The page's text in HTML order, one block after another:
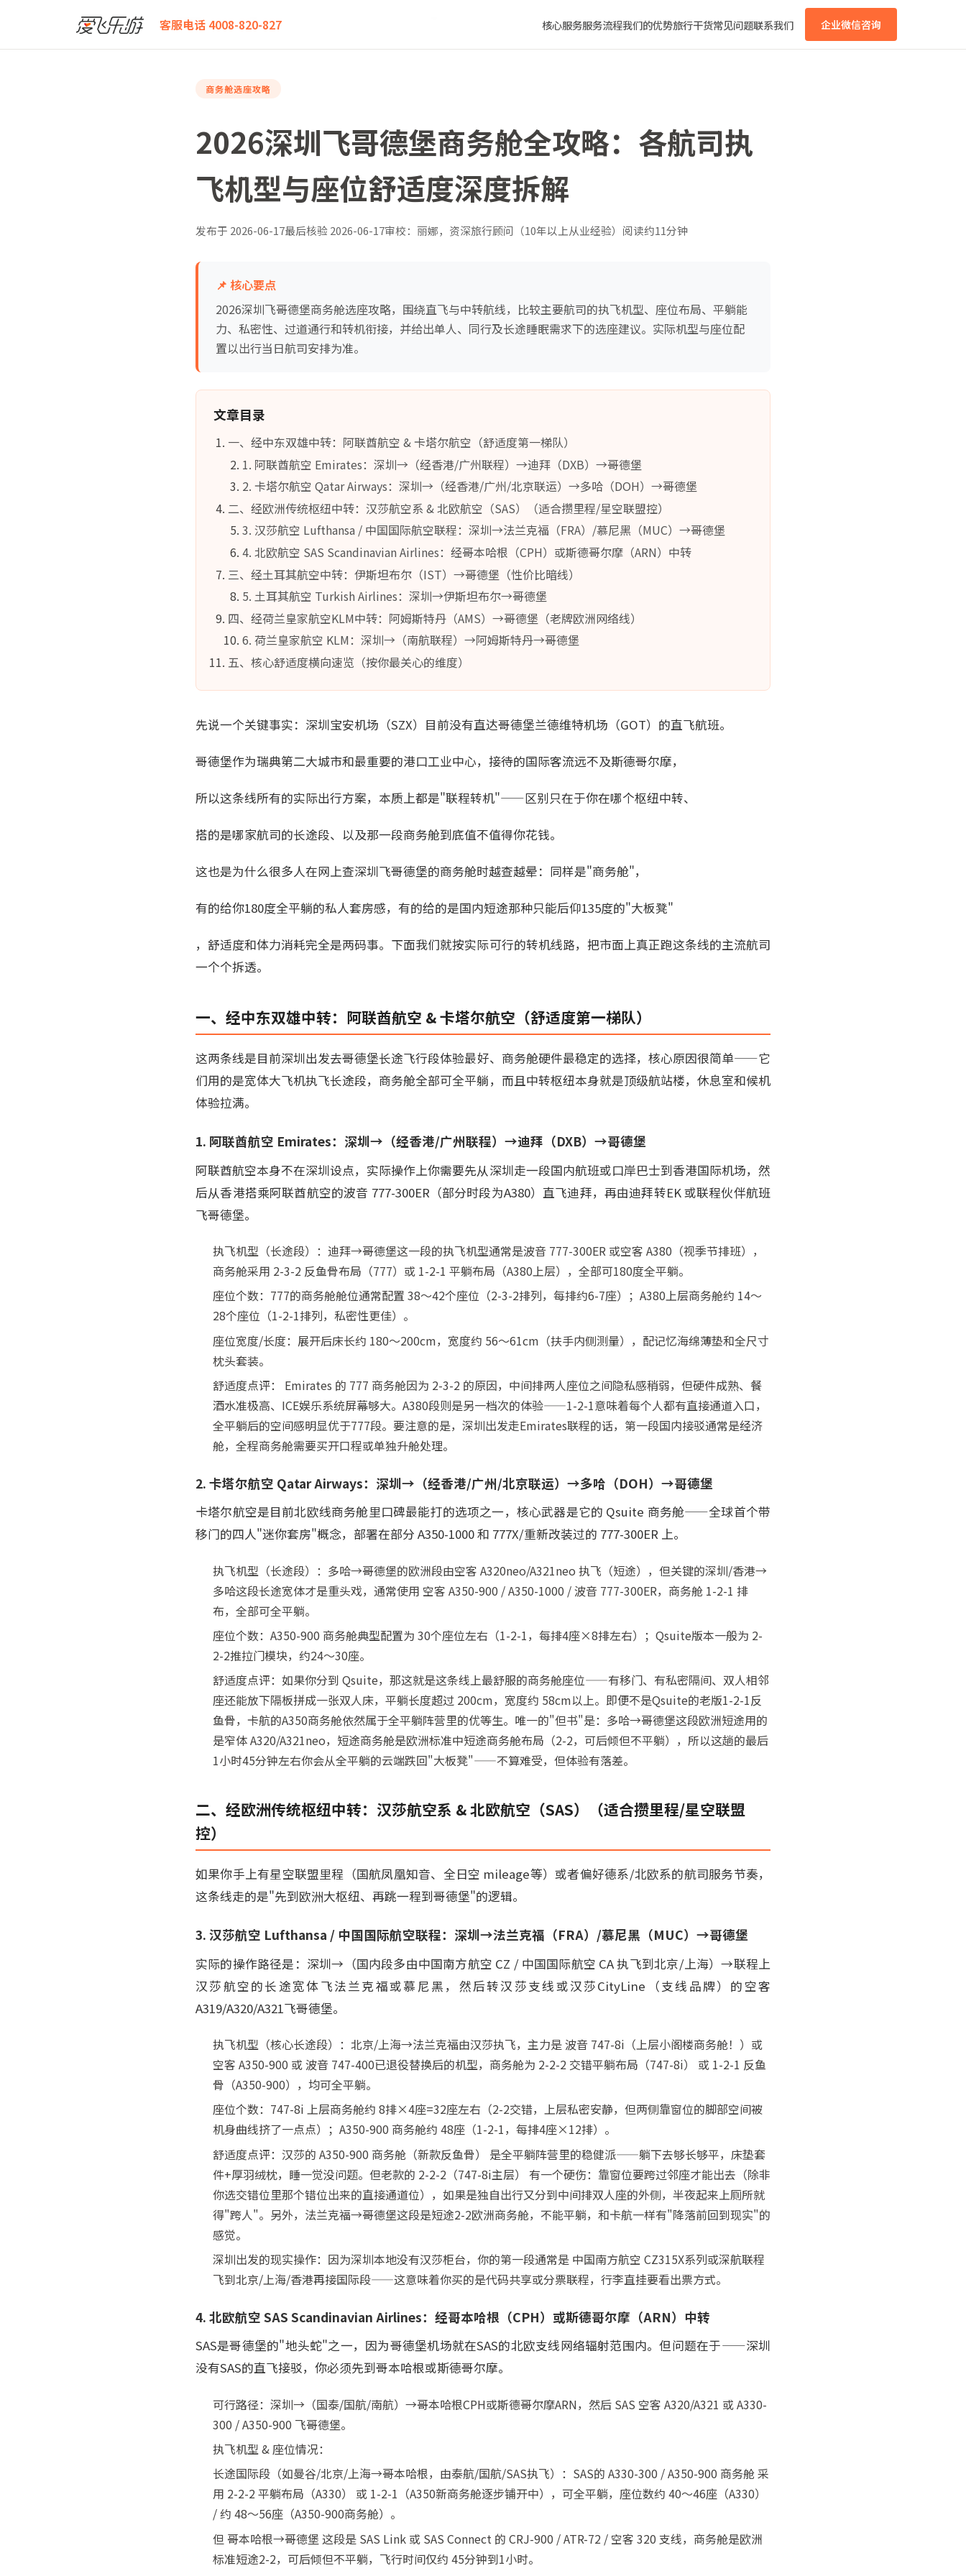
客服电话 4008-820-827 核心服务服务流程我们的优势旅行干货常见问题联系我们 企业微信咨询
爱飞乐游 2026深圳飞哥德堡商务舱全攻略：各航司执飞机型与座位舒适度深度拆解
商务舱选座攻略
2026深圳飞哥德堡商务舱全攻略：各航司执
飞机型与座位舒适度深度拆解
发布于 2026-06-17最后核验2026-06-17审校：丽娜，资深旅行顾问（10年以上从业经验） 阅读约11分钟
📌 核心要点
2026深圳飞哥德堡商务舱选座攻略，围绕直飞与中转航线，比较主要航司的执飞机型、座位布局、平躺能
力、私密性、过道通行和转机衔接，并给出单人、同行及长途睡眠需求下的选座建议。实际机型与座位配
置以出行当日航司安排为准。
文章目录
一、经中东双雄中转：阿联酋航空 & 卡塔尔航空（舒适度第一梯队）
1. 阿联酋航空 Emirates：深圳→（经香港/广州联程）→迪拜（DXB）→哥德堡
2. 卡塔尔航空 Qatar Airways：深圳→（经香港/广州/北京联运）→多哈（DOH）→哥德堡
二、经欧洲传统枢纽中转：汉莎航空系 & 北欧航空（SAS）（适合攒里程/星空联盟控）
3. 汉莎航空 Lufthansa / 中国国际航空联程：深圳→法兰克福（FRA）/慕尼黑（MUC）→哥德堡
4. 北欧航空 SAS Scandinavian Airlines：经哥本哈根（CPH）或斯德哥尔摩（ARN）中转
三、经土耳其航空中转：伊斯坦布尔（IST）→哥德堡（性价比暗线）
5. 土耳其航空 Turkish Airlines：深圳→伊斯坦布尔→哥德堡
四、经荷兰皇家航空KLM中转：阿姆斯特丹（AMS）→哥德堡（老牌欧洲网络线）
6. 荷兰皇家航空 KLM：深圳→（南航联程）→阿姆斯特丹→哥德堡
五、核心舒适度横向速览（按你最关心的维度）
先说一个关键事实：深圳宝安机场（SZX）目前没有直达哥德堡兰德维特机场（GOT）的直飞航班。
哥德堡作为瑞典第二大城市和最重要的港口工业中心，接待的国际客流远不及斯德哥尔摩，
所以这条线所有的实际出行方案，本质上都是"联程转机"——区别只在于你在哪个枢纽中转、
搭的是哪家航司的长途段、以及那一段商务舱到底值不值得你花钱。
这也是为什么很多人在网上查深圳飞哥德堡的商务舱时越查越晕：同样是"商务舱"，
有的给你180度全平躺的私人套房感，有的给的是国内短途那种只能后仰135度的"大板凳"
，舒适度和体力消耗完全是两码事。下面我们就按实际可行的转机线路，把市面上真正跑这条线的主流航司
一个个拆透。
一、经中东双雄中转：阿联酋航空 & 卡塔尔航空（舒适度第一梯队）
这两条线是目前深圳出发去哥德堡长途飞行段体验最好、商务舱硬件最稳定的选择，核心原因很简单——它
们用的是宽体大飞机执飞长途段，商务舱全部可全平躺，而且中转枢纽本身就是顶级航站楼，休息室和候机
体验拉满。
1. 阿联酋航空 Emirates：深圳→（经香港/广州联程）→迪拜（DXB）→哥德堡
阿联酋航空本身不在深圳设点，实际操作上你需要先从深圳走一段国内航班或口岸巴士到香港国际机场，然
后从香港搭乘阿联酋航空的波音 777-300ER（部分时段为A380）直飞迪拜，再由迪拜转EK 或联程伙伴航班
飞哥德堡。
执飞机型（长途段）：迪拜→哥德堡这一段的执飞机型通常是波音 777-300ER 或空客 A380（视季节排班），
商务舱采用 2-3-2 反鱼骨布局（777）或 1-2-1 平躺布局（A380上层），全部可180度全平躺。
座位个数：777的商务舱舱位通常配置 38～42个座位（2-3-2排列，每排约6-7座）；A380上层商务舱约 14～
28个座位（1-2-1排列，私密性更佳）。
座位宽度/长度：展开后床长约 180～200cm，宽度约 56～61cm（扶手内侧测量），配记忆海绵薄垫和全尺寸
枕头套装。
舒适度点评： Emirates 的 777 商务舱因为 2-3-2 的原因，中间排两人座位之间隐私感稍弱，但硬件成熟、餐
酒水准极高、ICE娱乐系统屏幕够大。A380段则是另一档次的体验——1-2-1意味着每个人都有直接通道入口，
全平躺后的空间感明显优于777段。要注意的是，深圳出发走Emirates联程的话，第一段国内接驳通常是经济
舱，全程商务舱需要买开口程或单独升舱处理。
2. 卡塔尔航空 Qatar Airways：深圳→（经香港/广州/北京联运）→多哈（DOH）→哥德堡
卡塔尔航空是目前北欧线商务舱里口碑最能打的选项之一，核心武器是它的 Qsuite 商务舱——全球首个带
移门的四人"迷你套房"概念，部署在部分 A350-1000 和 777X/重新改装过的 777-300ER 上。
执飞机型（长途段）：多哈→哥德堡的欧洲段由空客 A320neo/A321neo 执飞（短途），但关键的深圳/香港→
多哈这段长途宽体才是重头戏，通常使用 空客 A350-900 / A350-1000 / 波音 777-300ER，商务舱 1-2-1 排
布，全部可全平躺。
座位个数：A350-900 商务舱典型配置为 30个座位左右（1-2-1，每排4座×8排左右）；Qsuite版本一般为 2-
2-2推拉门模块，约24～30座。
舒适度点评：如果你分到 Qsuite，那这就是这条线上最舒服的商务舱座位——有移门、有私密隔间、双人相邻
座还能放下隔板拼成一张双人床，平躺长度超过 200cm，宽度约 58cm以上。即便不是Qsuite的老版1-2-1反
鱼骨，卡航的A350商务舱依然属于全平躺阵营里的优等生。唯一的"但书"是：多哈→哥德堡这段欧洲短途用的
是窄体 A320/A321neo，短途商务舱是欧洲标准中短途商务舱布局（2-2，可后倾但不平躺），所以这趟的最后
1小时45分钟左右你会从全平躺的云端跌回"大板凳"——不算难受，但体验有落差。
二、经欧洲传统枢纽中转：汉莎航空系 & 北欧航空（SAS）（适合攒里程/星空联盟
控）
如果你手上有星空联盟里程（国航凤凰知音、全日空 mileage等）或者偏好德系/北欧系的航司服务节奏，
这条线走的是"先到欧洲大枢纽、再跳一程到哥德堡"的逻辑。
3. 汉莎航空 Lufthansa / 中国国际航空联程：深圳→法兰克福（FRA）/慕尼黑（MUC）→哥德堡
实际的操作路径是：深圳→（国内段多由中国南方航空 CZ / 中国国际航空 CA 执飞到北京/上海）→联程上
汉莎航空的长途宽体飞法兰克福或慕尼黑，然后转汉莎支线或汉莎CityLine（支线品牌）的空客
A319/A320/A321飞哥德堡。
执飞机型（核心长途段）：北京/上海→法兰克福由汉莎执飞，主力是 波音 747-8i（上层小阁楼商务舱！）或
空客 A350-900 或 波音 747-400已退役替换后的机型，商务舱为 2-2-2 交错平躺布局（747-8i） 或 1-2-1 反鱼
骨（A350-900），均可全平躺。
座位个数：747-8i 上层商务舱约 8排×4座=32座左右（2-2交错，上层私密安静，但两侧靠窗位的脚部空间被
机身曲线挤了一点点）；A350-900 商务舱约 48座（1-2-1，每排4座×12排）。
舒适度点评：汉莎的 A350-900 商务舱（新款反鱼骨） 是全平躺阵营里的稳健派——躺下去够长够平，床垫套
件+厚羽绒枕，睡一觉没问题。但老款的 2-2-2（747-8i主层） 有一个硬伤：靠窗位要跨过邻座才能出去（除非
你选交错位里那个错位出来的直接通道位），如果是独自出行又分到中间排双人座的外侧，半夜起来上厕所就
得"跨人"。另外，法兰克福→哥德堡这段是短途2-2欧洲商务舱，不能平躺，和卡航一样有"降落前回到现实"的
感觉。
深圳出发的现实操作：因为深圳本地没有汉莎柜台，你的第一段通常是 中国南方航空 CZ315X系列或深航联程
飞到北京/上海/香港再接国际段——这意味着你买的是代码共享或分票联程，行李直挂要看出票方式。
4. 北欧航空 SAS Scandinavian Airlines：经哥本哈根（CPH）或斯德哥尔摩（ARN）中转
SAS是哥德堡的"地头蛇"之一，因为哥德堡机场就在SAS的北欧支线网络辐射范围内。但问题在于——深圳
没有SAS的直飞接驳，你必须先到哥本哈根或斯德哥尔摩。
可行路径：深圳→（国泰/国航/南航）→哥本哈根CPH或斯德哥尔摩ARN，然后 SAS 空客 A320/A321 或 A330-
300 / A350-900 飞哥德堡。
执飞机型 & 座位情况：
长途国际段（如曼谷/北京/上海→哥本哈根，由泰航/国航/SAS执飞）：SAS的 A330-300 / A350-900 商务舱 采
用 2-2-2 平躺布局（A330） 或 1-2-1（A350新商务舱逐步铺开中），可全平躺，座位数约 40～46座（A330）
/ 约 48～56座（A350-900商务舱）。
但 哥本哈根→哥德堡 这段是 SAS Link 或 SAS Connect 的 CRJ-900 / ATR-72 / 空客 320 支线，商务舱是欧洲
标准短途2-2，可后倾但不平躺，飞行时间仅约 45分钟到1小时。